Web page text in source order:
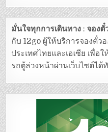
มั่นใจทุกการเดินทาง :จอง
กับ 12go ผู้ให้บริการจองตั๋ว
ประเทศไทยและเอเซีย เพื่อ
รถตู้ล่วงหน้าผ่านเว็บไซต์ได้